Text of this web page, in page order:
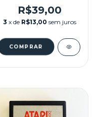
R$39,00
3 x de R$13,00 sem juros